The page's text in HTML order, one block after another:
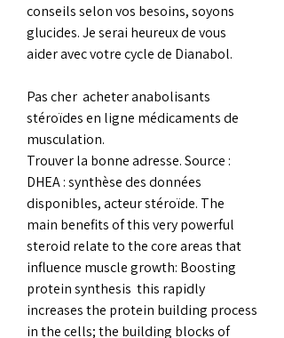
conseils selon vos besoins, soyons
glucides. Je serai heureux de vous
aider avec votre cycle de Dianabol.
Pas cher  acheter anabolisants
stéroïdes en ligne médicaments de
musculation.
Trouver la bonne adresse. Source :
DHEA : synthèse des données
disponibles, acteur stéroïde. The
main benefits of this very powerful
steroid relate to the core areas that
influence muscle growth: Boosting
protein synthesis  this rapidly
increases the protein building process
in the cells; the building blocks of